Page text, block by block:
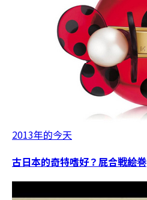
2013年的今天
古日本的奇特嗜好？屁合戦絵巻